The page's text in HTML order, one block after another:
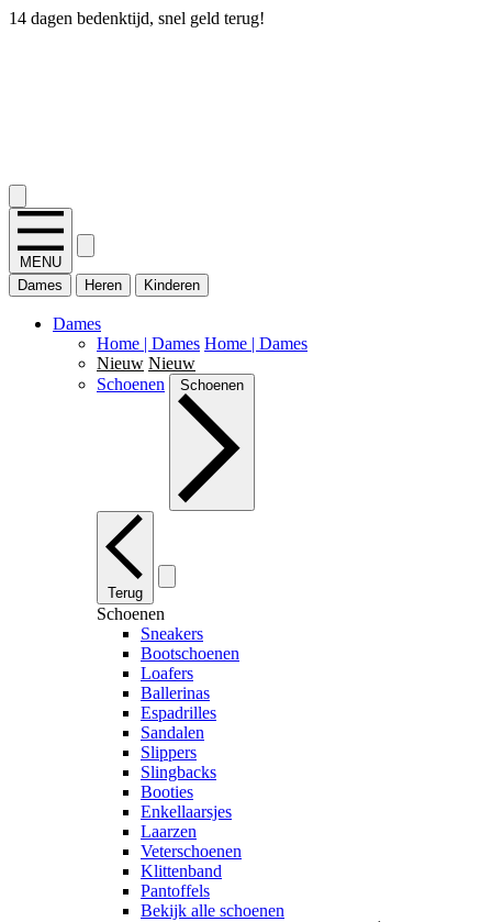
14 dagen bedenktijd, snel geld terug!
MENU
Dames
Heren Kinderen
Dames
Home | Dames Home | Dames
Nieuw Nieuw
Schoenen
Schoenen
Terug
Schoenen
Sneakers
Bootschoenen
Loafers
Ballerinas
Espadrilles
Sandalen
Slippers
Slingbacks
Booties
Enkellaarsjes
Laarzen
Veterschoenen
Klittenband
Pantoffels
Bekijk alle schoenen